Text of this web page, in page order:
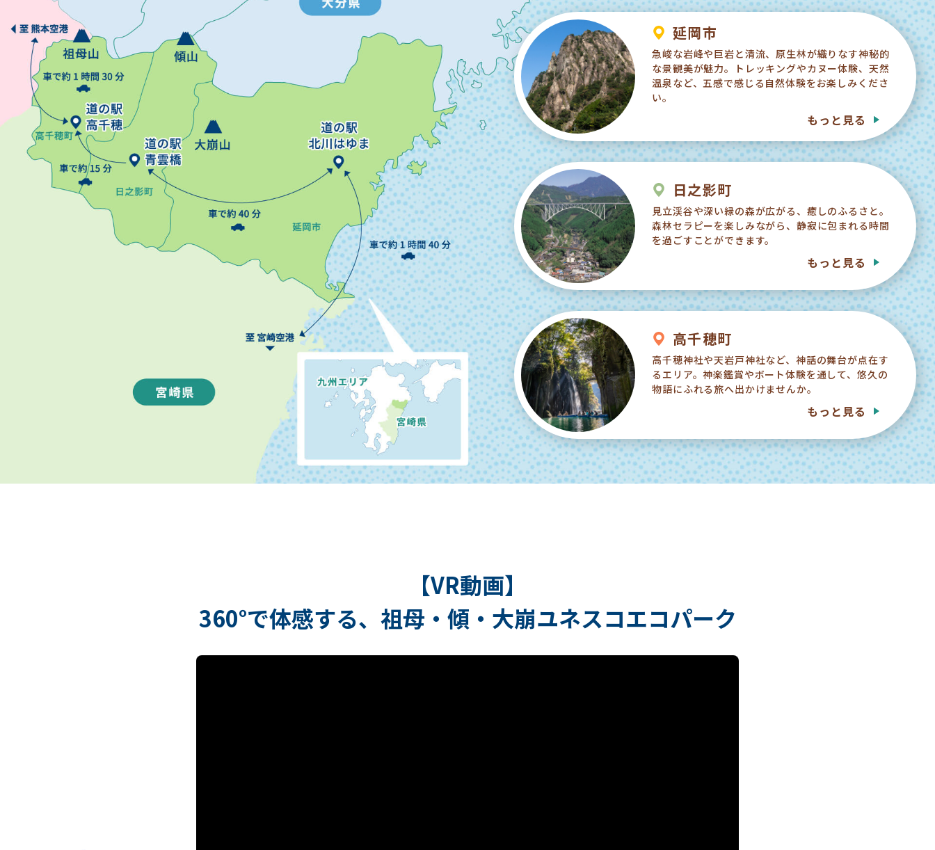
延岡市
急峻な岩峰や巨岩と清流、原生林が織りなす神秘的
な景観美が魅力。トレッキングやカヌー体験、天然
温泉など、五感で感じる自然体験をお楽しみくださ
い。
もっと見る
日之影町
見立渓谷や深い緑の森が広がる、癒しのふるさと。
森林セラピーを楽しみながら、静寂に包まれる時間
を過ごすことができます。
もっと見る
高千穂町
高千穂神社や天岩戸神社など、神話の舞台が点在す
るエリア。神楽鑑賞やボート体験を通して、悠久の
物語にふれる旅へ出かけませんか。
もっと見る
【VR動画】
360°で体感する、 祖母・傾・大崩ユネスコエコパーク